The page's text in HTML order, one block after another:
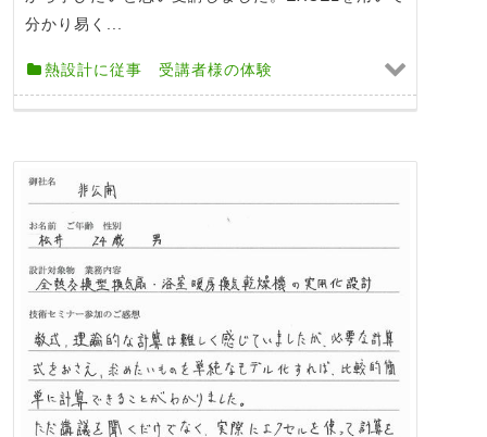
分かり易く...
熱設計に従事 受講者様の体験